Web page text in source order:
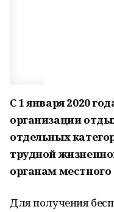
С 1 января 2020
организации
отдельных
трудной
органам
Для получения